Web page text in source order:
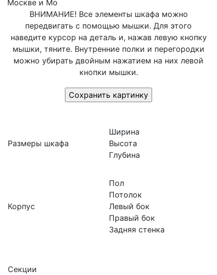
Москве и Мо
ВНИМАНИЕ! Все элементы шкафа можно
передвигать с помощью мышки. Для этого
наведите курсор на деталь и, нажав левую кнопку
мышки, тяните. Внутренние полки и перегородки
можно убирать двойным нажатием на них левой
кнопки мышки.
Размеры шкафа
Корпус
Секции
Ширина
Высота
Глубина
Пол
Потолок
Левый бок
Правый бок
Задняя стенка